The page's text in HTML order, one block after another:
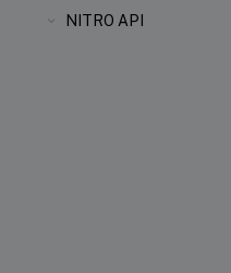
NITRO API